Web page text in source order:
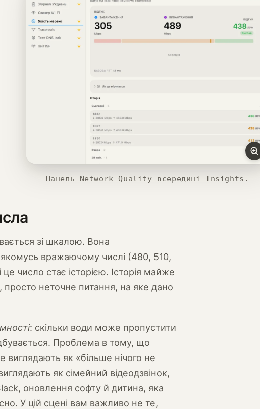
Панель Network Quality всередині Insights.
зі шкалою. Вона
вражаючому числі (480, 510,
число стає історією. Історія майже
неточне питання, на яке дано
: скільки води може пропустити
Проблема в тому, що
як «більше нічого не
як сімейний відеодзвінок,
оновлення софту й дитина, яка
У цій сцені вам важливо не те,